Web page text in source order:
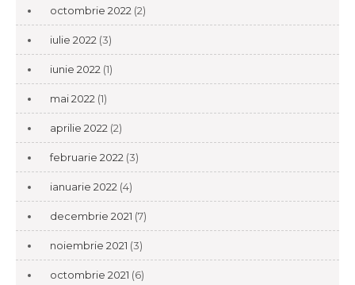
octombrie 2022 (2)
iulie 2022 (3)
iunie 2022 (1)
mai 2022 (1)
aprilie 2022 (2)
februarie 2022 (3)
ianuarie 2022 (4)
decembrie 2021 (7)
noiembrie 2021 (3)
octombrie 2021 (6)